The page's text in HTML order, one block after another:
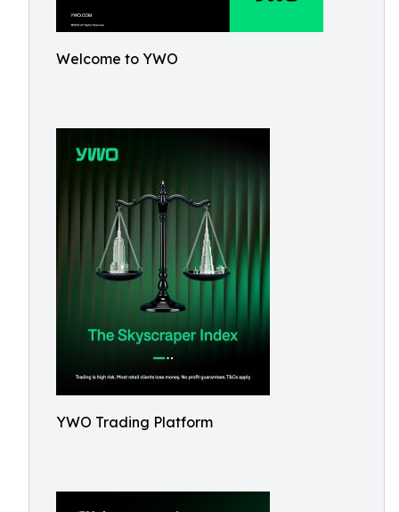
Welcome to YWO
YWO Trading Platform